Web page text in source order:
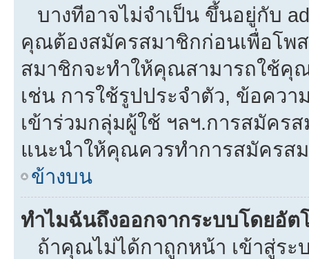
บางทีอาจไม่จำเป็น ขึ้นอยู่กับ
คุณต้องสมัครสมาชิกก่อนเพื่อโพ
สมาชิกจะทำให้คุณสามารถใช้คุ
เช่น การใช้รูปประจำตัว, ข้อคว
เข้าร่วมกลุ่มผู้ใช้ ฯลฯ.การสมัคร
แนะนำให้คุณควรทำการสมัครส
ข้างบน
ทำไมฉันถึงออกจากระบบโดยอัต
ถ้าคุณไม่ได้กาถูกหน้า เข้าสู่ระ